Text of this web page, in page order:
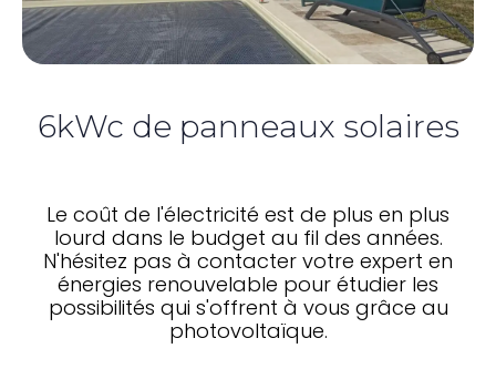
6kWc de panneaux solaires
Le coût de l'électricité est de plus en plus
lourd dans le budget au fil des années.
N'hésitez pas à contacter votre expert en
énergies renouvelable pour étudier les
possibilités qui s'offrent à vous grâce au
photovoltaïque.